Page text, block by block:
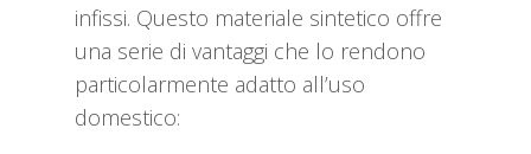
infissi. Questo materiale sintetico offre
una serie di vantaggi che lo rendono
particolarmente adatto all’uso
domestico: